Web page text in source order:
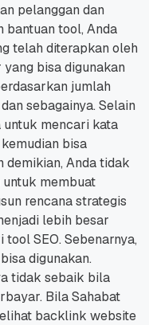
pelanggan dan
bantuan tool, Anda
telah diterapkan oleh
bisa digunakan
jumlah
sebagainya. Selain
untuk mencari kata
bisa
demikian, Anda tidak
membuat
rencana strategis
lebih besar
tool SEO. Sebenarnya,
digunakan.
tidak sebaik bila
Bila Sahabat
backlink website